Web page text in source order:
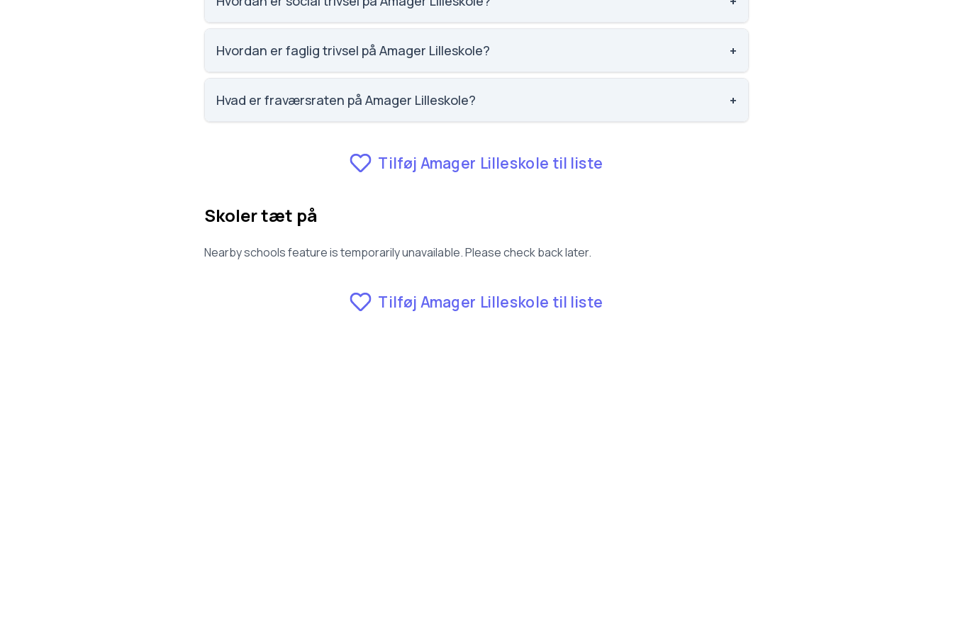
Vi har ikke data om social trivsel for Amager Lilleskole.
Hvordan er faglig trivsel på Amager Lilleskole? +
Vi har ikke data om faglig trivsel for Amager Lilleskole.
Hvad er fraværsraten på Amager Lilleskole? +
Tilføj Amager Lilleskole til liste
Skoler tæt på
Nearby schools feature is temporarily unavailable. Please check back later.
Tilføj Amager Lilleskole til liste